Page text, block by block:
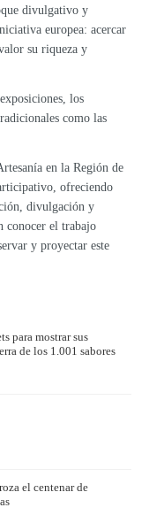
divulgativo y
europea: acercar
su riqueza y
los
como las
en la Región de
ofreciendo
divulgación y
conocer el trabajo
y proyectar este
para mostrar sus
de los 1.001 sabores
el centenar de